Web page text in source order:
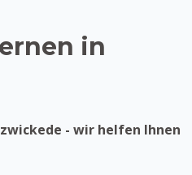
in
- wir helfen Ihnen